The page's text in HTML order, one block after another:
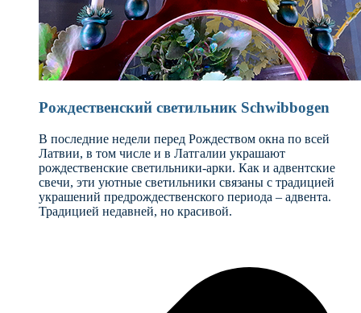
Рождественский светильник Schwibbogen
В последние недели перед Рождеством окна по всей
Латвии, в том числе и в Латгалии украшают
рождественские светильники-арки. Как и адвентские
свечи, эти уютные светильники связаны с традицией
украшений предрождественского периода – адвента.
Традицией недавней, но красивой.